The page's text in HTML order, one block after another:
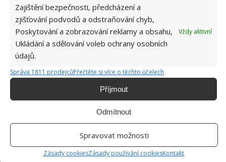
Zajištění bezpečnosti, předcházení a
zjišťování podvodů a odstraňování chyb,
Poskytování a zobrazování reklamy a obsahu,
Ukládání a sdělování voleb ochrany osobních
údajů.
Vždy aktivní
Správa 1811 prodejcůPřečtěte si více o těchto účelech
Příjmout
Odmítnout
Spravovat možnosti
Zásady cookiesZásady používání cookiesKontakt
PĚSTOVÁNÍ ROSTLINA